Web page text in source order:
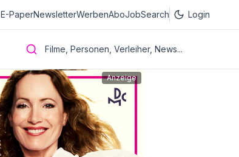
E-PaperNewsletterWerbenAboJobSearch Login
Filme, Personen, Verleiher, News...
Anzeige